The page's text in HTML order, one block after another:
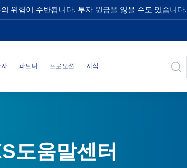
위험이 수반됩니다. 투자 원금을 잃을 수도 있습니다.
파트너 프로모션 지식
도움말센터